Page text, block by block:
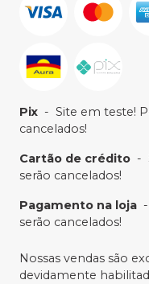
Pix - Site em teste!
cancelados!
Cartão de crédito -
serão cancelados!
Pagamento na loja -
serão cancelados!
Nossas vendas são
devidamente